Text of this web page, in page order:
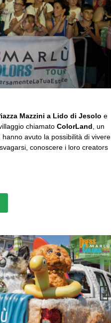
Mazzini a Lido di Jesolo e
chiamato ColorLand , un
avuto la possibilità di vivere
conoscere i loro creators